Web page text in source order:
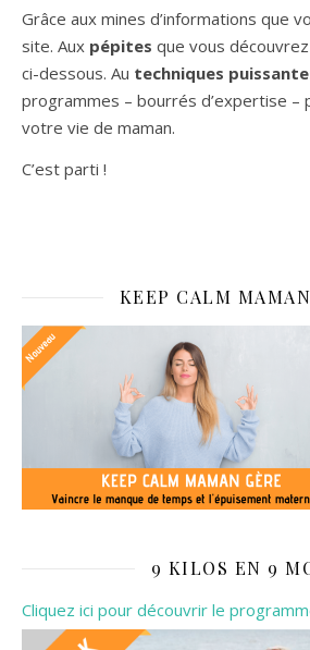
Grâce aux mines d’informations que
site. Aux pépites que vous
ci-dessous. Au techniques
programmes – bourrés d’expertise –
votre vie de maman.
C’est parti !
KEEP CALM
9 KILOS EN 9
Cliquez ici pour découvrir le